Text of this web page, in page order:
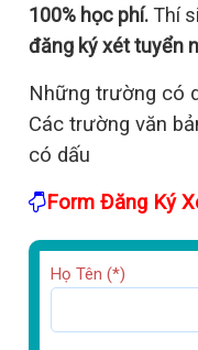
100% học phí. Thí
đăng ký xét tuyển
Những trường có
Các trường văn
có dấu
Form Đăng Ký
Họ Tên (*)